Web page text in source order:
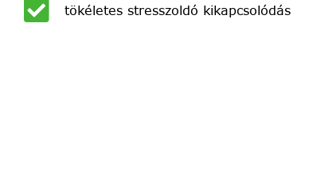
tökéletes stresszoldó kikapcsolódás